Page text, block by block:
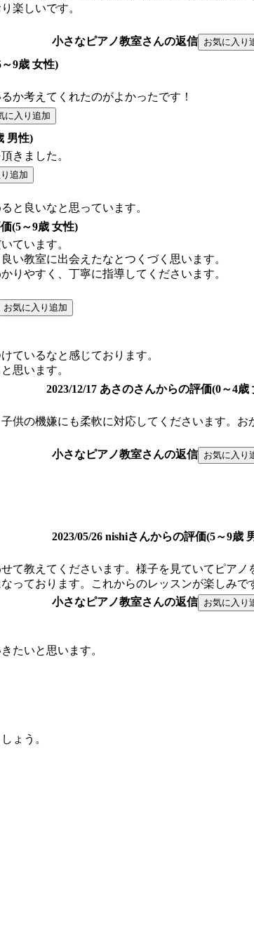
楽しいです。
小さなピアノ教室さんの返信
9歳 女性)
か考えてくれたのがよかったです！
男性)
きました。
と良いなと思っています。
(5～9歳 女性)
ています。
い教室に出会えたなとつくづく思います。
りやすく、丁寧に指導してくださいます。
ているなと感じております。
思います。
2023/12/17 あさのさんからの評価(0～4歳
供の機嫌にも柔軟に対応してくださいます。
小さなピアノ教室さんの返信
2023/05/26 nishiさんからの評価(5～9歳
て教えてくださいます。様子を見ていてピア
っております。これからのレッスンが楽しみで
小さなピアノ教室さんの返信
たいと思います。
ょう。